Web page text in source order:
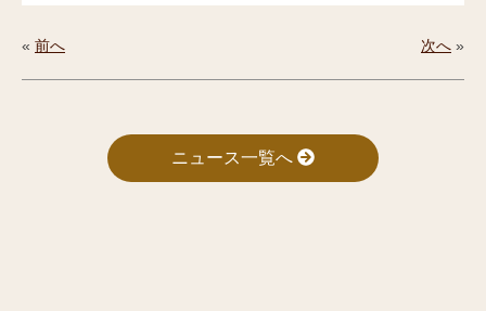
« 前へ 次へ »
ニュース一覧へ